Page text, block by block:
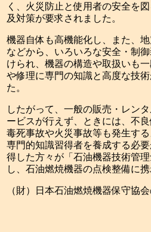
く、火災防止と使用者の安全を
及対策が要求されました。
機器自体も高機能化し、また、
などから、いろいろな安全・制
けられ、機器の構造や取扱いも
や修理に専門の知識と高度な技
た。
したがって、一般の販売・レン
ービスが行えず、ときには、不
毒死事故や火災事故等も発生す
専門的知識習得者を養成する必
得した方々が「石油機器技術管
し、石油燃焼機器の点検整備に携
（財）日本石油燃焼機器保守協